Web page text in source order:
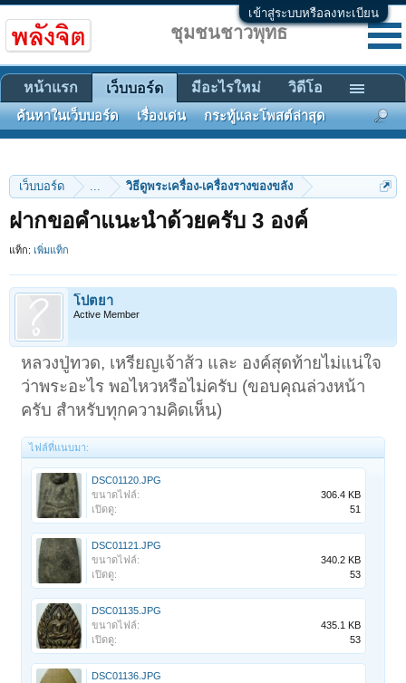
เข้าสู่ระบบหรือลงทะเบียน
เว็บบอร์ด ... วิธีดูพระเครื่อง-เครื่องรางของขลัง
ฝากขอคำแนะนำด้วยครับ 3 องค์
แท็ก: เพิ่มแท็ก
โปตยา
Active Member
หลวงปู่ทวด, เหรียญเจ้าส้ว และ องค์สุดท้ายไม่แน่ใจ
ว่าพระอะไร พอไหวหรือไม่ครับ (ขอบคุณล่วงหน้า
ครับ สำหรับทุกความคิดเห็น)
ไฟล์ที่แนบมา:
DSC01120.JPG
ขนาดไฟล์:
306.4 KB
เปิดดู:
51
DSC01121.JPG
ขนาดไฟล์:
340.2 KB
เปิดดู:
53
DSC01135.JPG
ขนาดไฟล์:
435.1 KB
เปิดดู:
53
DSC01136.JPG
ชุมชนชาวพุทธ
หน้าแรก เว็บบอร์ด
ค้นหาในเว็บบอร์ด เรื่องเด่น กระทู้และโพสต์ล่าสุด
มีอะไรใหม่ วิดีโอ